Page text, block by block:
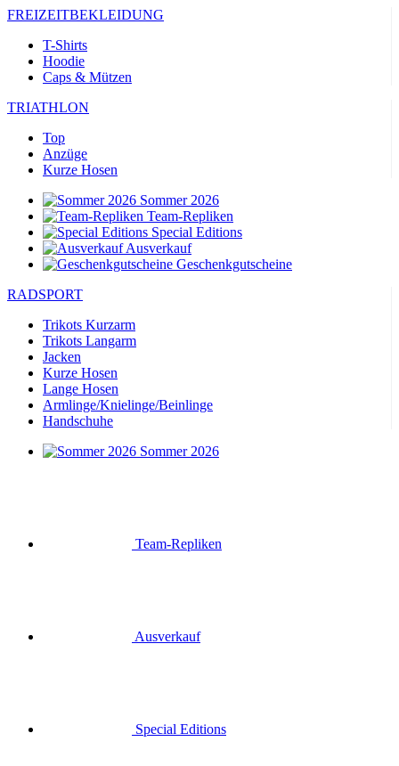
FREIZEITBEKLEIDUNG
T-Shirts
Hoodie
Caps & Mützen
TRIATHLON
Top
Anzüge
Kurze Hosen
Sommer 2026
Team-Repliken
Special Editions
Ausverkauf
Geschenkgutscheine
RADSPORT
Trikots Kurzarm
Trikots Langarm
Jacken
Kurze Hosen
Lange Hosen
Armlinge/Knielinge/Beinlinge
Handschuhe
Sommer 2026
Team-Repliken
Ausverkauf
Special Editions